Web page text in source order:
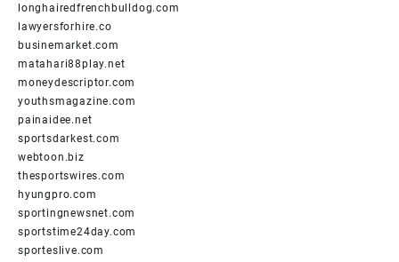
longhairedfrenchbulldog.com
lawyersforhire.co
businemarket.com
matahari88play.net
moneydescriptor.com
youthsmagazine.com
painaidee.net
sportsdarkest.com
webtoon.biz
thesportswires.com
hyungpro.com
sportingnewsnet.com
sportstime24day.com
sporteslive.com